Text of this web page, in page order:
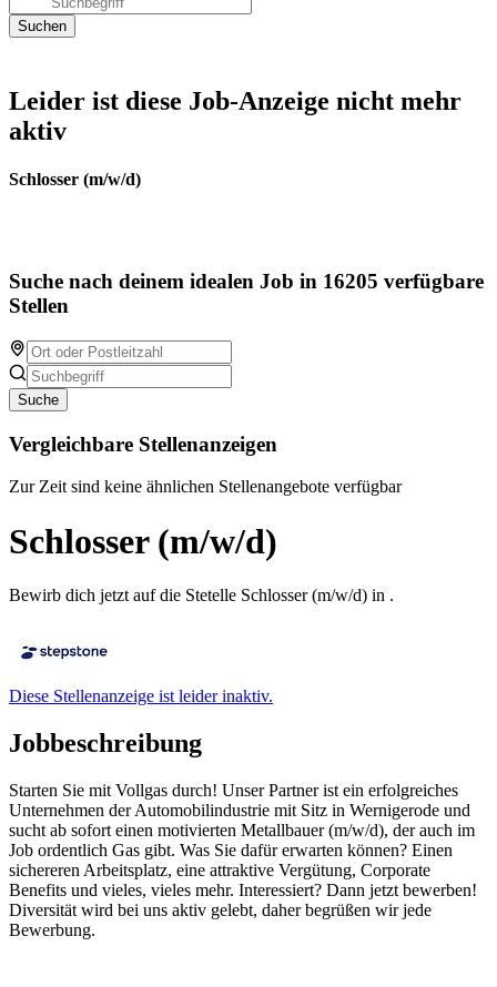
Leider ist diese Job-Anzeige nicht mehr
aktiv
Schlosser (m/w/d)
Suche nach deinem idealen Job in 16205 verfügbare
Stellen
Suche
Vergleichbare Stellenanzeigen
Zur Zeit sind keine ähnlichen Stellenangebote verfügbar
Schlosser (m/w/d)
Bewirb dich jetzt auf die Stetelle Schlosser (m/w/d) in .
Diese Stellenanzeige ist leider inaktiv.
Jobbeschreibung
Starten Sie mit Vollgas durch! Unser Partner ist ein erfolgreiches
Unternehmen der Automobilindustrie mit Sitz in Wernigerode und
sucht ab sofort einen motivierten Metallbauer (m/w/d), der auch im
Job ordentlich Gas gibt. Was Sie dafür erwarten können? Einen
sichereren Arbeitsplatz, eine attraktive Vergütung, Corporate
Benefits und vieles, vieles mehr. Interessiert? Dann jetzt bewerben!
Diversität wird bei uns aktiv gelebt, daher begrüßen wir jede
Bewerbung.